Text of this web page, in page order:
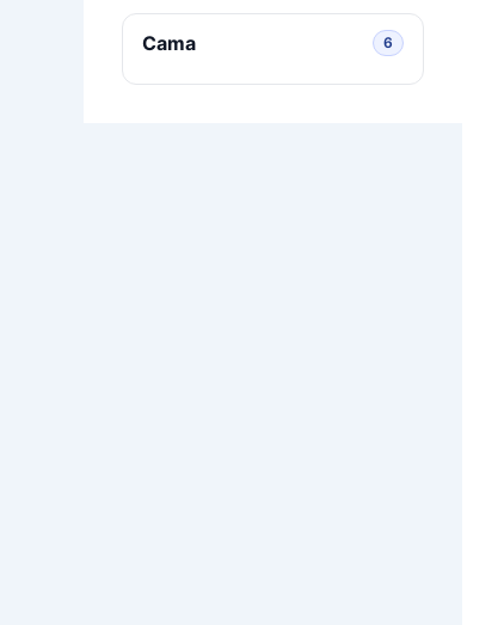
Cama 66 produtos